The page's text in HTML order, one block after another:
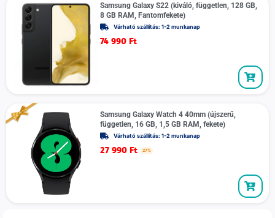
Samsung Galaxy S22 (kiváló, független, 128 GB,
8 GB RAM, Fantomfekete)
Várható szállítás: 1-2 munkanap
74 990 Ft
Samsung Galaxy Watch 4 40mm (újszerű,
független, 16 GB, 1,5 GB RAM, fekete)
Várható szállítás: 1-2 munkanap
27 990 Ft 27%